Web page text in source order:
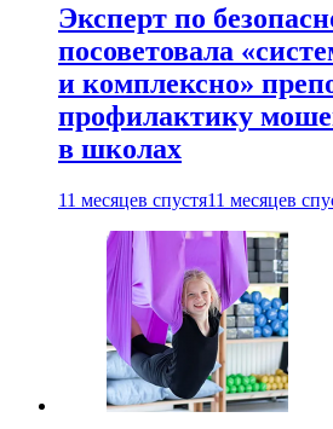
Эксперт по
посоветовала
и комплексно»
профилактику
в школах
11 месяцев спустя11 месяцев